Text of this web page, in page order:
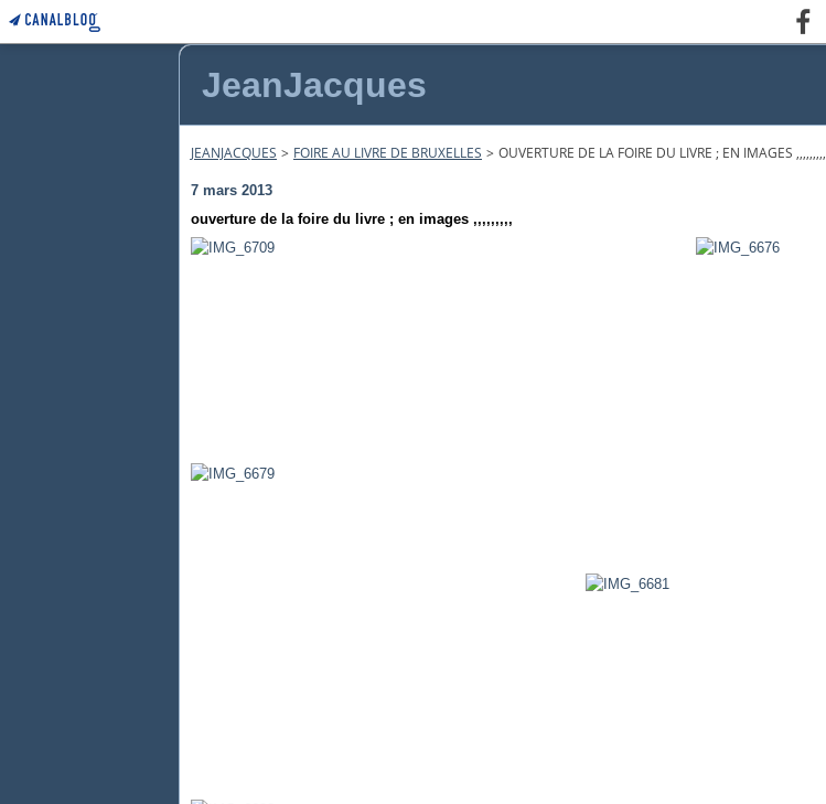
JeanJacques
JEANJACQUES > FOIRE AU LIVRE DE BRUXELLES > OUVERTURE DE LA FOIRE DU LIVRE ; EN IMAGES ,,,,,,,,,
7 mars 2013
ouverture de la foire du livre ; en images ,,,,,,,,,